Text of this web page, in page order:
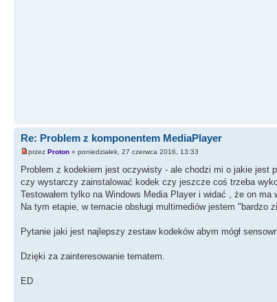
Re: Problem z komponentem MediaPlayer
przez Proton » poniedziałek, 27 czerwca 2016, 13:33
Problem z kodekiem jest oczywisty - ale chodzi mi o jakie jest
czy wystarczy zainstalować kodek czy jeszcze coś trzeba
Testowałem tylko na Windows Media Player i widać , że on ma
Na tym etapie, w temacie obsługi multimediów jestem "bardzo
Pytanie jaki jest najlepszy zestaw kodeków abym mógł
Dzięki za zainteresowanie tematem.
ED